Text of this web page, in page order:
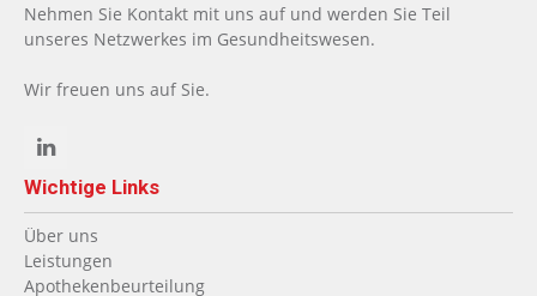
Nehmen Sie Kontakt mit uns auf und werden Sie Teil
unseres Netzwerkes im Gesundheitswesen.
Wir freuen uns auf Sie.
Wichtige Links
Über uns
Leistungen
Apothekenbeurteilung